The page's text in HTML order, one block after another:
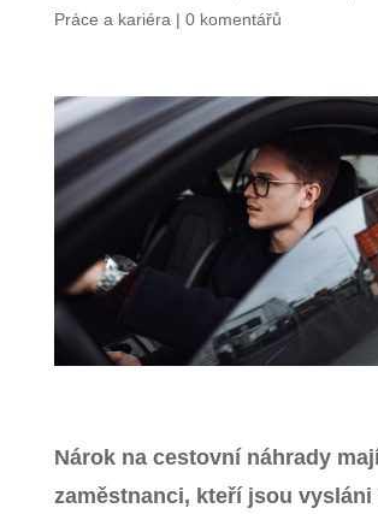
Jazykové kurzy
Kontakt
Zavřít menu
Práce a kariéra | 0 komentářů
Nárok na cestovní náhrady
zaměstnanci, kteří jsou vysláni